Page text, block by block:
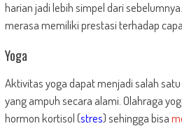
harian jadi lebih simpel dari
merasa memiliki prestasi terhadap
Yoga
Aktivitas yoga dapat menjadi salah
yang ampuh secara alami. Olahraga
hormon kortisol (stres) sehingga bisa